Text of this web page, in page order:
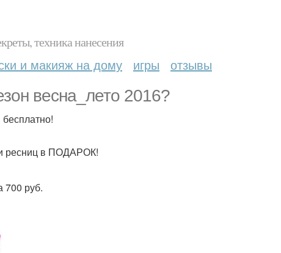
техника нанесения
и макияж на дому игры отзывы
весна_лето 2016?
ресниц в ПОДАРОК!
700 руб.